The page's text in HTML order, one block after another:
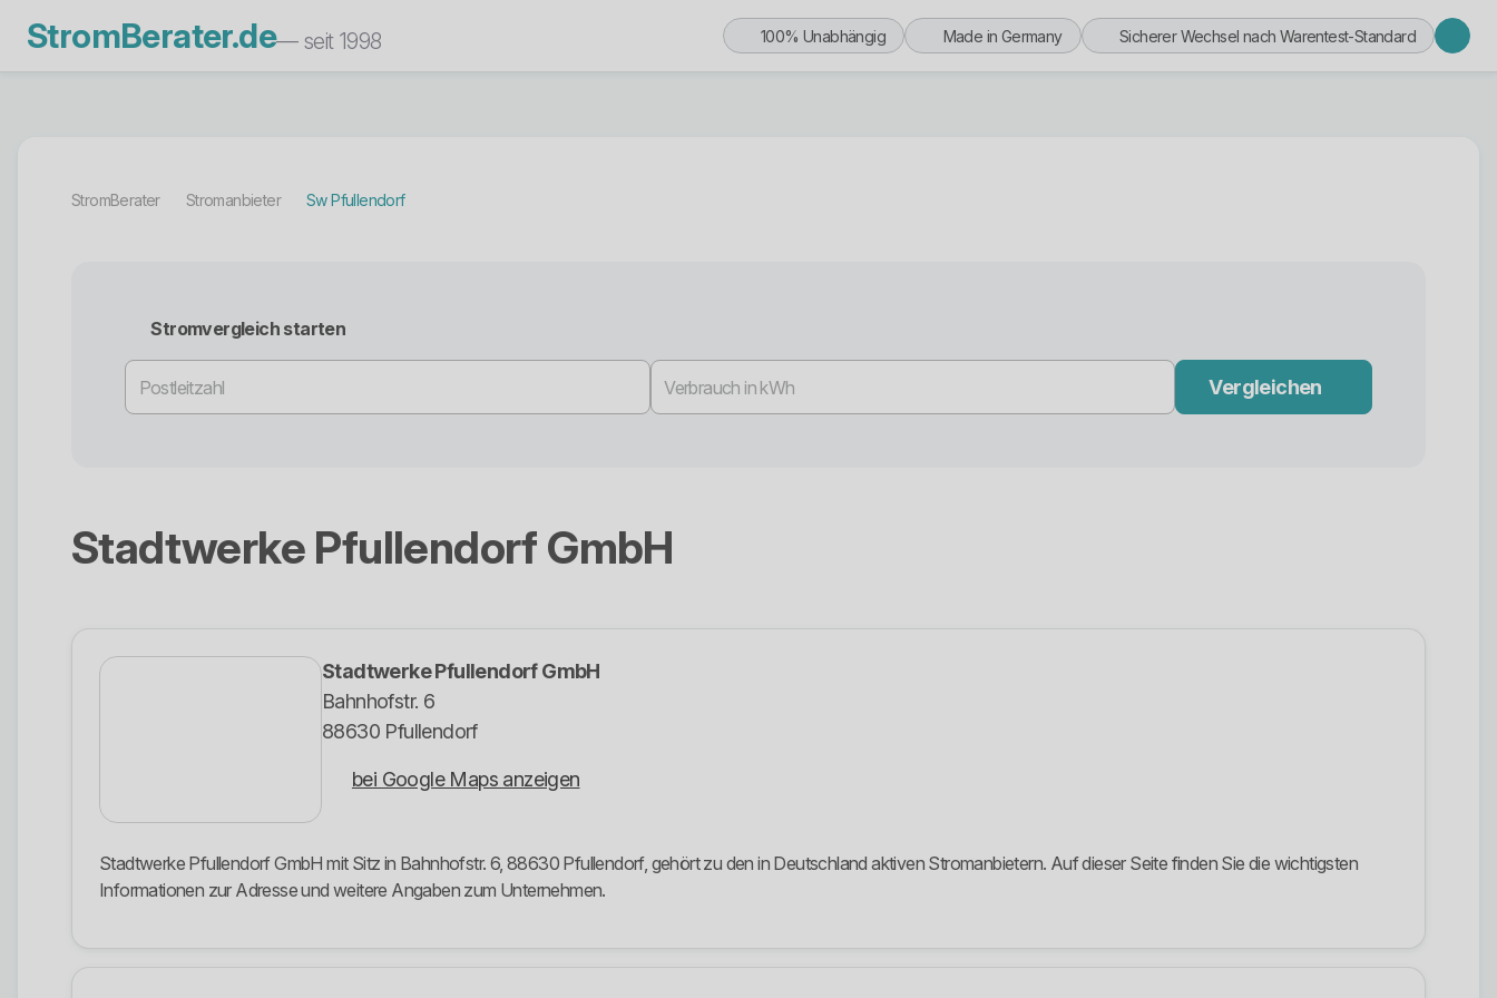
StromBerater.de— seit 1998 100% Unabhängig Made in Germany Sicherer Wechsel nach Warentest-Standard
StromBerater Stromanbieter Sw Pfullendorf
Stromvergleich starten
Vergleichen
Stadtwerke Pfullendorf GmbH
Stadtwerke Pfullendorf GmbH
Bahnhofstr. 6
88630 Pfullendorf
bei Google Maps anzeigen
Stadtwerke Pfullendorf GmbH mit Sitz in Bahnhofstr. 6, 88630 Pfullendorf, gehört zu den in Deutschland aktiven Stromanbietern. Auf dieser Seite finden Sie die wichtigsten
Informationen zur Adresse und weitere Angaben zum Unternehmen.